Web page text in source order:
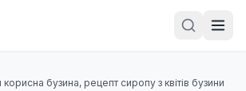
бузина, рецепт сиропу з квітів бузини